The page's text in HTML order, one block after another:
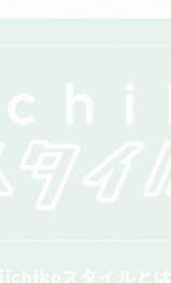
iichikoスタイルとは